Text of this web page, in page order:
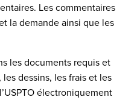
Les commentaires
la demande ainsi que les
les documents requis et
dessins, les frais et les
électroniquement